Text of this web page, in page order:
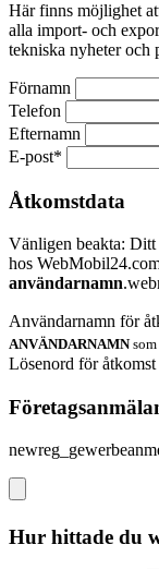
Här finns möjlighet
alla import- och
tekniska nyheter och
Förnamn
Telefon
Efternamn
E-post*
Åtkomstdata
Vänligen beakta: Ditt
hos
användarnamn
Användarnamn för
ANVÄNDARNAMNsom
Lösenord för åtkomst
Hur hittade du